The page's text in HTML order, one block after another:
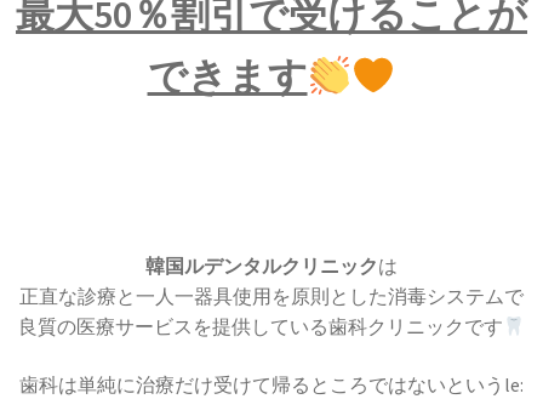
最大50％割引で受けることが
できます
韓国ルデンタルクリニックは
正直な診療と一人一器具使用を原則とした消毒システムで
良質の医療サービスを提供している歯科クリニックです
歯科は単純に治療だけ受けて帰るところではないというle: